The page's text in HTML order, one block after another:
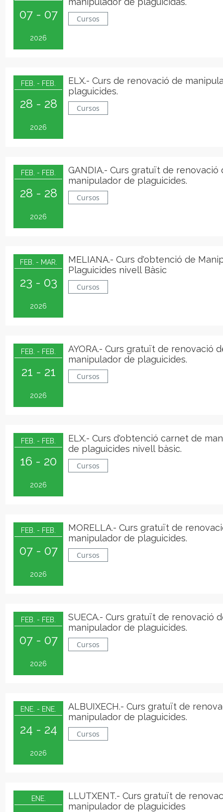
07 - 07
2026
Cursos
FEB. - FEB.
28 - 28
2026
ELX.- Curs de renovació de
plaguicides.
Cursos
FEB. - FEB.
28 - 28
2026
GANDIA.- Curs gratuït de renovació
manipulador de plaguicides.
Cursos
FEB. - MAR.
23 - 03
2026
MELIANA.- Curs d'obtenció de
Plaguicides nivell Bàsic
Cursos
FEB. - FEB.
21 - 21
2026
AYORA.- Curs gratuït de renovació
manipulador de plaguicides.
Cursos
FEB. - FEB.
16 - 20
2026
ELX.- Curs d'obtenció carnet de
de plaguicides nivell bàsic.
Cursos
FEB. - FEB.
07 - 07
2026
MORELLA.- Curs gratuït de
manipulador de plaguicides.
Cursos
FEB. - FEB.
07 - 07
2026
SUECA.- Curs gratuït de renovació
manipulador de plaguicides.
Cursos
ENE. - ENE.
24 - 24
2026
ALBUIXECH.- Curs gratuït de
manipulador de plaguicides.
Cursos
ENE.
LLUTXENT.- Curs gratuït de
manipulador de plaguicides